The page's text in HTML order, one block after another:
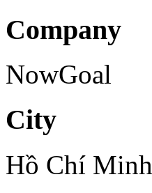
Company
NowGoal
City
Hồ Chí Minh